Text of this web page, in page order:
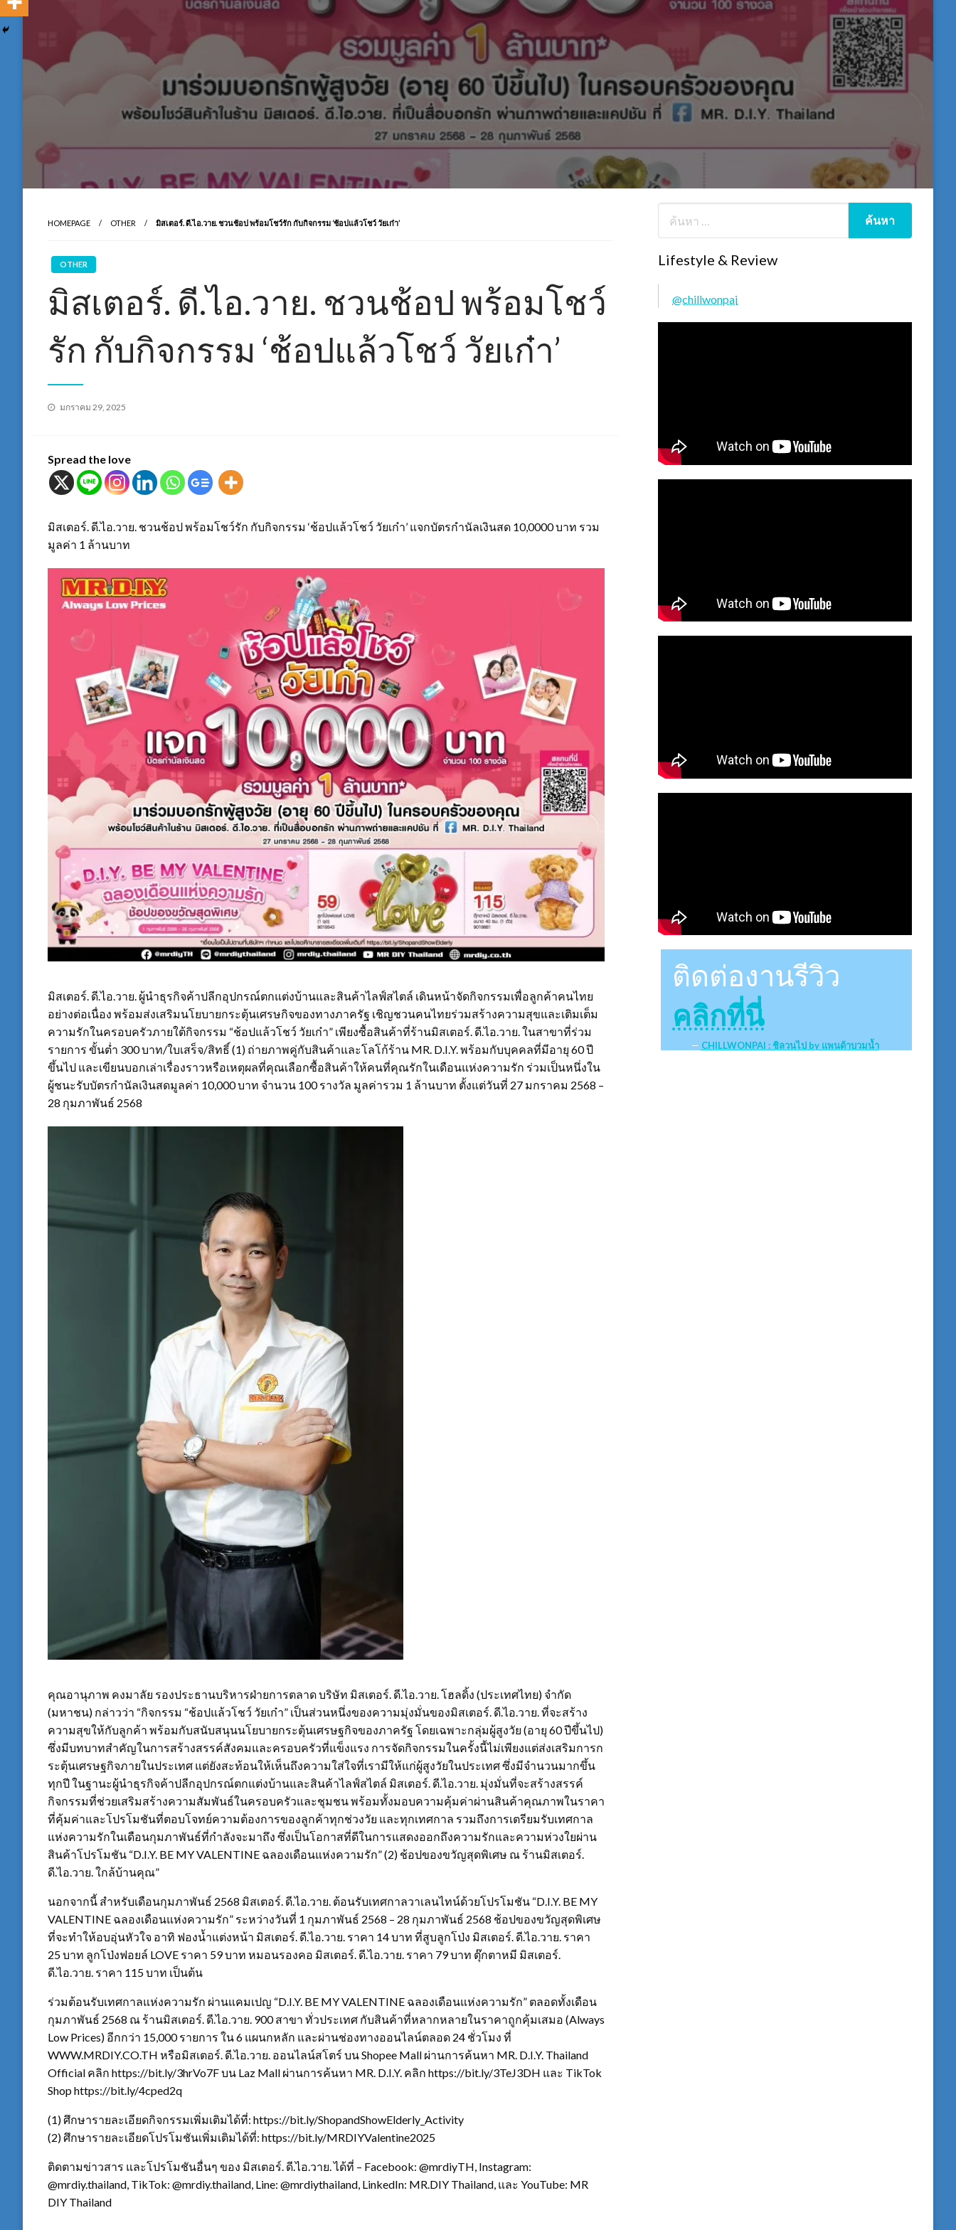
HOMEPAGE OTHER มิสเตอร์. ดี.ไอ.วาย. ชวนช้อป พร้อมโชว์รัก กับกิจกรรม ‘ช้อปแล้วโชว์ วัยเก๋า’
OTHER
มิสเตอร์. ดี.ไอ.วาย. ชวนช้อป พร้อมโชว์
รัก กับกิจกรรม ‘ช้อปแล้วโชว์ วัยเก๋า’
Posted
มกราคม 29, 2025
Spread the love
มิสเตอร์. ดี.ไอ.วาย. ชวนช้อป พร้อมโชว์รัก กับกิจกรรม ‘ช้อปแล้วโชว์ วัยเก๋า’ แจกบัตรกำนัลเงินสด 10,0000 บาท รวม
มูลค่า 1 ล้านบาท
มิสเตอร์. ดี.ไอ.วาย. ผู้นำธุรกิจค้าปลีกอุปกรณ์ตกแต่งบ้านและสินค้าไลฟ์สไตล์ เดินหน้าจัดกิจกรรมเพื่อลูกค้าคนไทย
อย่างต่อเนื่อง พร้อมส่งเสริมนโยบายกระตุ้นเศรษกิจของทางภาครัฐ เชิญชวนคนไทยร่วมสร้างความสุขและเติมเต็ม
ความรักในครอบครัวภายใต้กิจกรรม “ช้อปแล้วโชว์ วัยเก๋า” เพียงซื้อสินค้าที่ร้านมิสเตอร์. ดี.ไอ.วาย. ในสาขาที่ร่วม
รายการ ขั้นต่ำ 300 บาท/ใบเสร็จ/สิทธิ์ (1) ถ่ายภาพคู่กับสินค้าและโลโก้ร้าน MR. D.I.Y. พร้อมกับบุคคลที่มีอายุ 60 ปี
ขึ้นไป และเขียนบอกเล่าเรื่องราวหรือเหตุผลที่คุณเลือกซื้อสินค้าให้คนที่คุณรักในเดือนแห่งความรัก ร่วมเป็นหนึ่งใน
ผู้ชนะรับบัตรกำนัลเงินสดมูลค่า 10,000 บาท จำนวน 100 รางวัล มูลค่ารวม 1 ล้านบาท ตั้งแต่วันที่ 27 มกราคม 2568 –
28 กุมภาพันธ์ 2568
คุณอานุภาพ คงมาลัย รองประธานบริหารฝ่ายการตลาด บริษัท มิสเตอร์. ดี.ไอ.วาย. โฮลดิ้ง (ประเทศไทย) จำกัด
(มหาชน) กล่าวว่า “กิจกรรม “ช้อปแล้วโชว์ วัยเก๋า” เป็นส่วนหนึ่งของความมุ่งมั่นของมิสเตอร์. ดี.ไอ.วาย. ที่จะสร้าง
ความสุขให้กับลูกค้า พร้อมกับสนับสนุนนโยบายกระตุ้นเศรษฐกิจของภาครัฐ โดยเฉพาะกลุ่มผู้สูงวัย (อายุ 60 ปีขึ้นไป)
ซึ่งมีบทบาทสำคัญในการสร้างสรรค์สังคมและครอบครัวที่แข็งแรง การจัดกิจกรรมในครั้งนี้ไม่เพียงแต่ส่งเสริมการก
ระตุ้นเศรษฐกิจภายในประเทศ แต่ยังสะท้อนให้เห็นถึงความใส่ใจที่เรามีให้แก่ผู้สูงวัยในประเทศ ซึ่งมีจำนวนมากขึ้น
ทุกปี ในฐานะผู้นำธุรกิจค้าปลีกอุปกรณ์ตกแต่งบ้านและสินค้าไลฟ์สไตล์ มิสเตอร์. ดี.ไอ.วาย. มุ่งมั่นที่จะสร้างสรรค์
กิจกรรมที่ช่วยเสริมสร้างความสัมพันธ์ในครอบครัวและชุมชน พร้อมทั้งมอบความคุ้มค่าผ่านสินค้าคุณภาพในราคา
ที่คุ้มค่าและโปรโมชันที่ตอบโจทย์ความต้องการของลูกค้าทุกช่วงวัย และทุกเทศกาล รวมถึงการเตรียมรับเทศกาล
แห่งความรักในเดือนกุมภาพันธ์ที่กำลังจะมาถึง ซึ่งเป็นโอกาสที่ดีในการแสดงออกถึงความรักและความห่วงใยผ่าน
สินค้าโปรโมชัน “D.I.Y. BE MY VALENTINE ฉลองเดือนแห่งความรัก” (2) ช้อปของขวัญสุดพิเศษ ณ ร้านมิสเตอร์.
ดี.ไอ.วาย. ใกล้บ้านคุณ”
นอกจากนี้ สำหรับเดือนกุมภาพันธ์ 2568 มิสเตอร์. ดี.ไอ.วาย. ต้อนรับเทศกาลวาเลนไทน์ด้วยโปรโมชัน “D.I.Y. BE MY
VALENTINE ฉลองเดือนแห่งความรัก” ระหว่างวันที่ 1 กุมภาพันธ์ 2568 – 28 กุมภาพันธ์ 2568 ช้อปของขวัญสุดพิเศษ
ที่จะทำให้อบอุ่นหัวใจ อาทิ ฟองน้ำแต่งหน้า มิสเตอร์. ดี.ไอ.วาย. ราคา 14 บาท ที่สูบลูกโป่ง มิสเตอร์. ดี.ไอ.วาย. ราคา
25 บาท ลูกโป่งฟอยล์ LOVE ราคา 59 บาท หมอนรองคอ มิสเตอร์. ดี.ไอ.วาย. ราคา 79 บาท ตุ๊กตาหมี มิสเตอร์.
ดี.ไอ.วาย. ราคา 115 บาท เป็นต้น
ร่วมต้อนรับเทศกาลแห่งความรัก ผ่านแคมเปญ “D.I.Y. BE MY VALENTINE ฉลองเดือนแห่งความรัก” ตลอดทั้งเดือน
กุมภาพันธ์ 2568 ณ ร้านมิสเตอร์. ดี.ไอ.วาย. 900 สาขา ทั่วประเทศ กับสินค้าที่หลากหลายในราคาถูกคุ้มเสมอ (Always
Low Prices) อีกกว่า 15,000 รายการ ใน 6 แผนกหลัก และผ่านช่องทางออนไลน์ตลอด 24 ชั่วโมง ที่
WWW.MRDIY.CO.TH หรือมิสเตอร์. ดี.ไอ.วาย. ออนไลน์สโตร์ บน Shopee Mall ผ่านการค้นหา MR. D.I.Y. Thailand
Official คลิก https://bit.ly/3hrVo7F บน Laz Mall ผ่านการค้นหา MR. D.I.Y. คลิก https://bit.ly/3TeJ3DH และ TikTok
Shop https://bit.ly/4cped2q
(1) ศึกษารายละเอียดกิจกรรมเพิ่มเติมได้ที่: https://bit.ly/ShopandShowElderly_Activity
(2) ศึกษารายละเอียดโปรโมชันเพิ่มเติมได้ที่: https://bit.ly/MRDIYValentine2025
ติดตามข่าวสาร และโปรโมชันอื่นๆ ของ มิสเตอร์. ดี.ไอ.วาย. ได้ที่ – Facebook: @mrdiyTH, Instagram:
@mrdiy.thailand, TikTok: @mrdiy.thailand, Line: @mrdiythailand, LinkedIn: MR.DIY Thailand, และ YouTube: MR
DIY Thailand
Lifestyle & Review
@chillwonpai
ติดต่องานรีวิว
คลิกที่นี่
CHILLWONPAI : ชิลวนไป by แพนด้าบวมน้ำ